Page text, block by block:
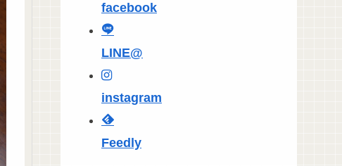
facebook
LINE@
instagram
Feedly